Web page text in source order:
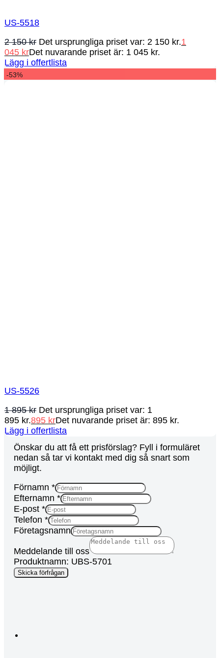
US-5518
2 150kr Det ursprungliga priset var: 2 150 kr.1
045 krDet nuvarande priset är: 1 045 kr.
Lägg i offertlista
-53%
US-5526
1 895kr Det ursprungliga priset var: 1
895 kr.895 krDet nuvarande priset är: 895 kr.
Lägg i offertlista
Önskar du att få ett prisförslag? Fyll i formuläret
nedan så tar vi kontakt med dig så snart som
möjligt.
Förnamn *
Efternamn *
E-post *
Telefon *
Företagsnamn
Meddelande till oss
Produktnamn: UBS-5701
oss
Skicka förfrågan